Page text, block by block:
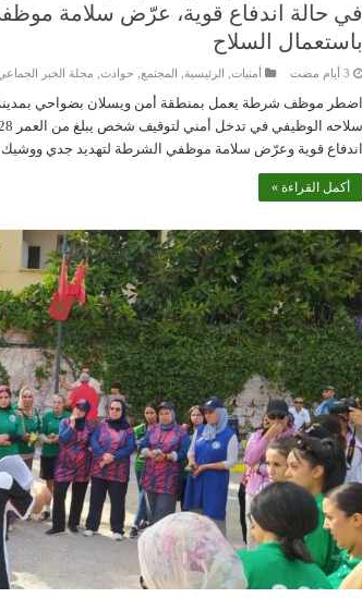
في حالة اندفاع قوية، عرّض سلامة
باستعمال السلاح
أمنيات الرئيسية المجتمع حوادث مجلة الخبر
اندفاع قوية وعرّض سلامة موظفي الشرطة لتهديد جدي ووشيك
أكمل القراءة »